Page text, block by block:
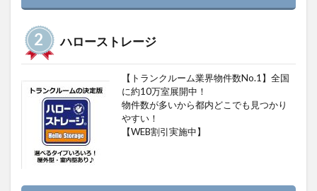
ハローストレージ
【トランクルーム業界物件数No.1】全国
に約10万室展開中！
物件数が多いから都内どこでも見つかり
やすい！
【WEB割引実施中】